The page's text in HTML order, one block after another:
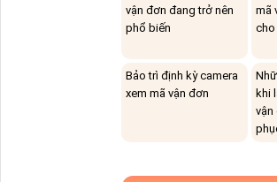
vận đơn đang trở nên
phổ biến
mã
cho
Bảo trì định kỳ camera
xem mã vận đơn
khi
vận